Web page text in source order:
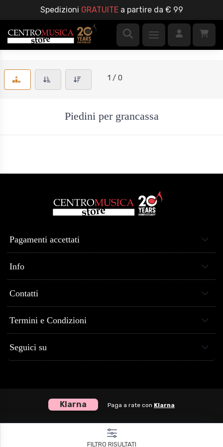
Spedizioni GRATUITEa partire da € 99
1 / 0
Piedini per grancassa
Pagamenti accettati
Info
Contatti
Termini e Condizioni
Seguici su
FILTRO RISULTATI
Klarna Paga a rate con Klarna
Centro Musica Store® dal 2005 al tuo servizio - P.Iva 04307120651